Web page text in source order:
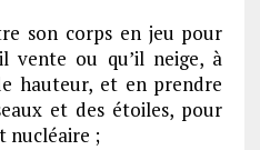
son corps en jeu pour
vente ou qu’il neige, à
hauteur, et en prendre
et des étoiles, pour
nucléaire ;